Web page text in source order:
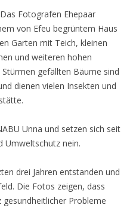
Das Fotografen Ehepaar
von Efeu begrüntem Haus
Garten mit Teich, kleinen
und weiteren hohen
gefällten Bäume sind
dienen vielen Insekten und
Unna und setzen sich seit
Umweltschutz nein.
drei Jahren entstanden und
Die Fotos zeigen, dass
Probleme